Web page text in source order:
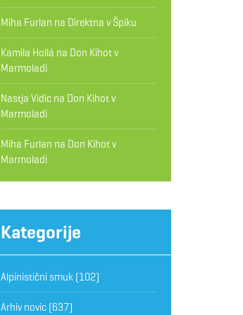
Miha Furlan na Direktna v Špiku
Kamila Hollá na Don Kihot v
Marmoladi
Nastja Vidicna Don Kihot v
Marmoladi
Miha Furlan na Don Kihot v
Marmoladi
Kategorije
Alpinistični smuk(102)
Arhiv novic(637)